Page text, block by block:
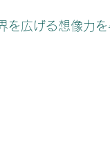
を広げる想像力